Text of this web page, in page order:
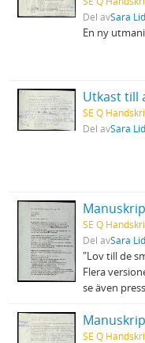
Del avSara
En ny
SE Q
Del avSara
SE Q
Del avSara
"Lov till de
Flera
se även
SE Q